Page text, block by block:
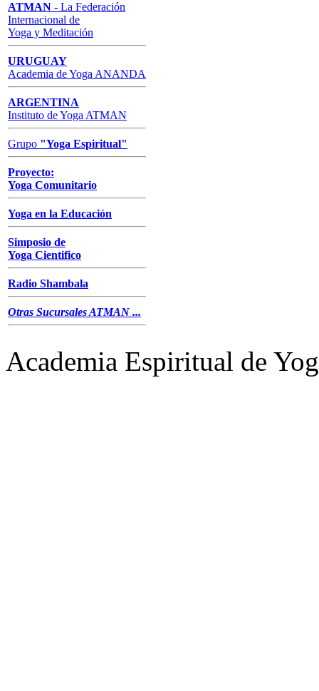
ATMAN - La Federación
Internacional de
Yoga y Meditación
URUGUAY
Academia de Yoga ANANDA
ARGENTINA
Instituto de Yoga ATMAN
Grupo "Yoga Espiritual"
Proyecto:
Yoga Comunitario
Yoga en la Educación
Simposio de
Yoga Cientifico
Radio Shambala
Otras Sucursales ATMAN ...
Academia Espiritual de